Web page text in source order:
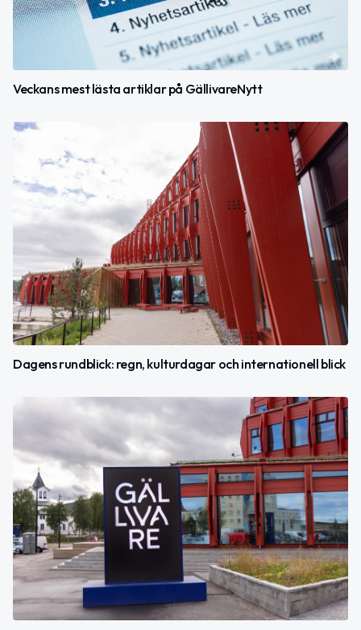
Veckans mest lästa artiklar på GällivareNytt
Dagens rundblick: regn, kulturdagar och internationell blick